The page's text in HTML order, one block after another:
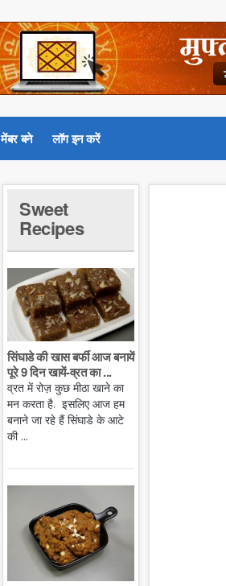
मेंबर बने लॉग इन करें
Sweet
Recipes
सिंघाडे की खास बर्फी आज बनायें
पूरे 9 दिन खायें-व्रत का ...
व्रत में रोज़ कुछ मीठा खाने का
मन करता है. इसलिए आज हम
बनाने जा रहे हैं सिंघाडे के आटे
की ...